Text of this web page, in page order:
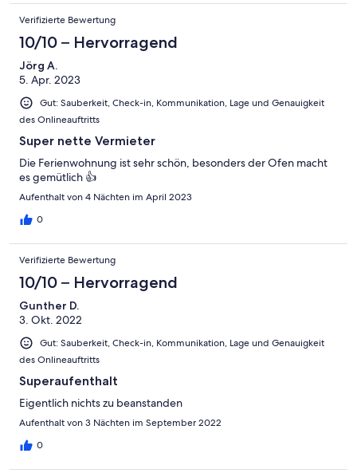
heizt gut auch die anderen Räume mit. Einfach Türen auflassen.
:-D Eine kurze Einweisung oder eine kleine
Gebrauchsanweisung wäre nicht schlecht gewesen. Bad ist sehr
geräumig und es ist alles vorhanden (sogar ein Fön) Was man
zum Schluss vielleicht erwähnen sollte. Die letzte Treppe zum
Dachgeschoss hat offene Stufen und ist für jemanden mit
Höhenangst sicher nicht so einfach zu bewältigen. Für den Preis
kann man die FeWo aber gern empfehlen.
Verifizierte Bewertung
10/10 – Hervorragend
Jörg A.
5. Apr. 2023
Gut: Sauberkeit, Check-in, Kommunikation, Lage und Genauigkeit
des Onlineauftritts
Super nette Vermieter
Die Ferienwohnung ist sehr schön, besonders der Ofen macht
es gemütlich 👍
Aufenthalt von 4 Nächten im April 2023
0
Verifizierte Bewertung
10/10 – Hervorragend
Gunther D.
3. Okt. 2022
Gut: Sauberkeit, Check-in, Kommunikation, Lage und Genauigkeit
des Onlineauftritts
Superaufenthalt
Eigentlich nichts zu beanstanden
Aufenthalt von 3 Nächten im September 2022
0